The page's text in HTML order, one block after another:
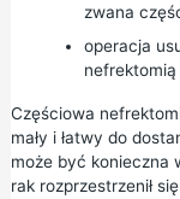
zwana
operacja
nefrektomią
Częściowa
mały i łatwy do
może być konieczna
rak rozprzestrzenił